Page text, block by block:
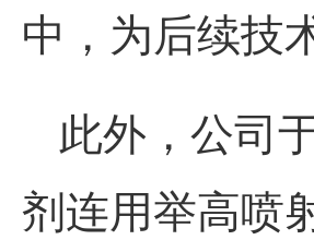
中，为后续技
此外，公司
剂连用举高喷